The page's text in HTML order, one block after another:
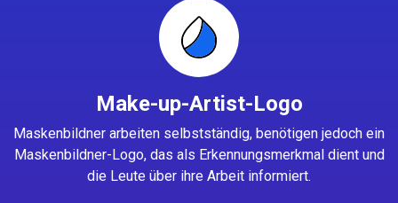
Make-up-Artist-Logo
Maskenbildner arbeiten selbstständig, benötigen jedoch ein
Maskenbildner-Logo, das als Erkennungsmerkmal dient und
die Leute über ihre Arbeit informiert.